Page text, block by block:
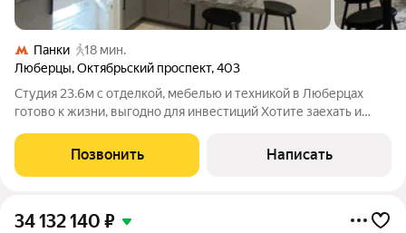
Панки
18 мин.
Люберцы,Октябрьский проспект,403
Студия 23.6м с отделкой, мебелью и техникой в Люберцах
готово к жизни, выгодно для инвестиций Хотите заехать и
студия в «Октябрьском лофт квартале» (ЛОТ 1071) создана
именно для вас.
Позвонить Написать
34 132 140 ₽